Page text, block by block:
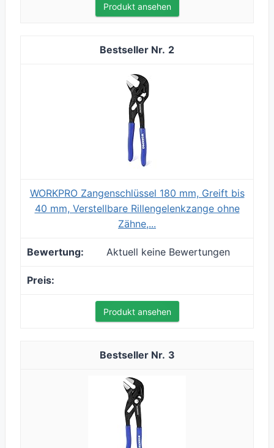
Produkt ansehen
2
WORKPRO Zangenschlüssel 180 mm, Greift bis
40 mm, Verstellbare Rillengelenkzange ohne
Zähne,...
Aktuell keine Bewertungen
Produkt ansehen
3